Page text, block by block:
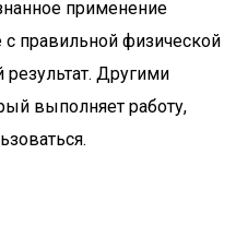
применение
правильной физической
Другими
выполняет работу,